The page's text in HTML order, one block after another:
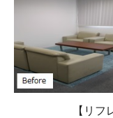
【リフ